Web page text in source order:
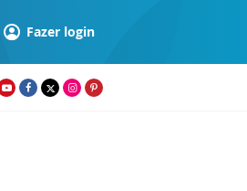
Fazer login